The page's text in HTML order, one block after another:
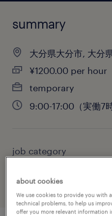
summary
大分県大分市, 大分
¥1200.00 per hour
temporary
9:00-17:00（実働7
job category
about cookies
We use cookies to provide you with
technical problems, to help us
offer you more relevant information